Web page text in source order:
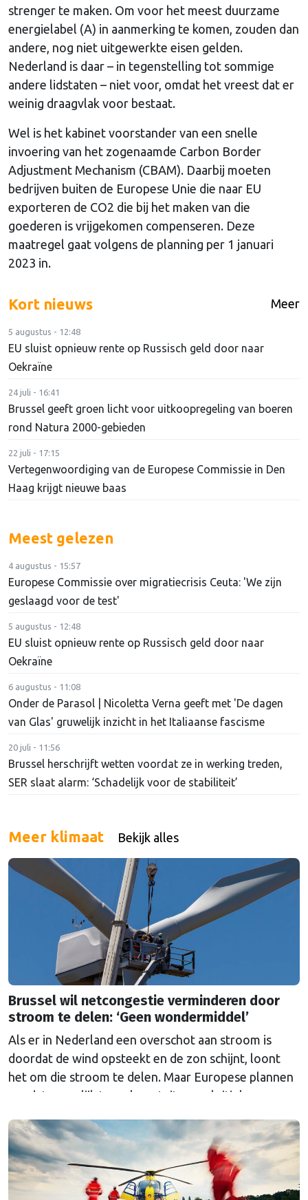
strenger te maken. Om voor het meest duurzame
energielabel (A) in aanmerking te komen, zouden dan
andere, nog niet uitgewerkte eisen gelden.
Nederland is daar – in tegenstelling tot sommige
andere lidstaten – niet voor, omdat het vreest dat er
weinig draagvlak voor bestaat.
Wel is het kabinet voorstander van een snelle
invoering van het zogenaamde Carbon Border
Adjustment Mechanism (CBAM). Daarbij moeten
bedrijven buiten de Europese Unie die naar EU
exporteren de CO2 die bij het maken van die
goederen is vrijgekomen compenseren. Deze
maatregel gaat volgens de planning per 1 januari
2023 in.
Kort nieuws Meer
5 augustus - 12:48
EU sluist opnieuw rente op Russisch geld door naar
Oekraïne
24 juli - 16:41
Brussel geeft groen licht voor uitkoopregeling van boeren
rond Natura 2000-gebieden
22 juli - 17:15
Vertegenwoordiging van de Europese Commissie in Den
Haag krijgt nieuwe baas
Meest gelezen
4 augustus - 15:57
Europese Commissie over migratiecrisis Ceuta: 'We zijn
geslaagd voor de test'
5 augustus - 12:48
EU sluist opnieuw rente op Russisch geld door naar
Oekraïne
6 augustus - 11:08
Onder de Parasol | Nicoletta Verna geeft met 'De dagen
van Glas' gruwelijk inzicht in het Italiaanse fascisme
20 juli - 11:56
Brussel herschrijft wetten voordat ze in werking treden,
SER slaat alarm: ‘Schadelijk voor de stabiliteit’
Meer klimaat Bekijk alles
Brussel wil netcongestie verminderen door
stroom te delen: ‘Geen wondermiddel’
Als er in Nederland een overschot aan stroom is
doordat de wind opsteekt en de zon schijnt, loont
het om die stroom te delen. Maar Europese plannen
om dat mogelijk te maken stuiten op kritiek.